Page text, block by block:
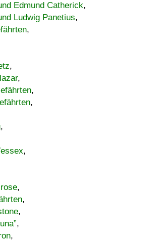
Edmund Catherick,
Ludwig Panetius,
,
,
,
,
,
,
,
,
,
,
,
,